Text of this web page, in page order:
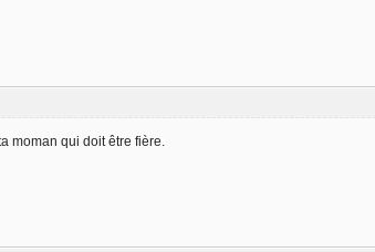
moman qui doit être fière.